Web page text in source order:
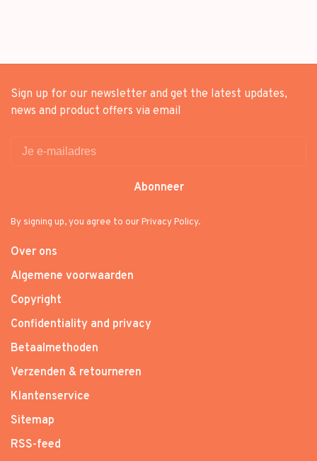
Sign up for our newsletter and get the latest updates,
news and product offers via email
Abonneer
By signing up, you agree to our Privacy Policy.
Over ons
Algemene voorwaarden
Copyright
Confidentiality and privacy
Betaalmethoden
Verzenden & retourneren
Klantenservice
Sitemap
RSS-feed